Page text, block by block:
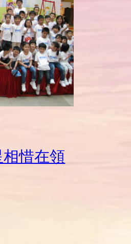
相惜在領